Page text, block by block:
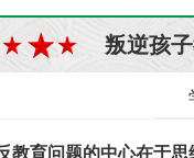
叛逆孩
教育问题的中心在于